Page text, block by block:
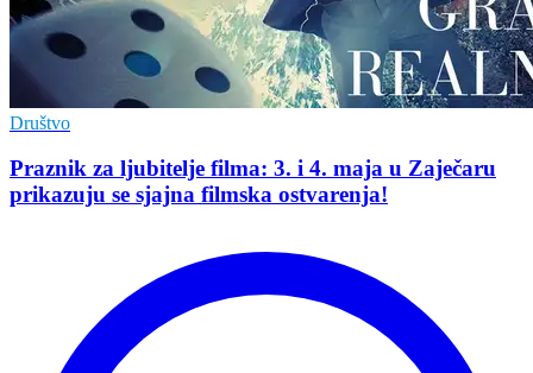
Društvo
Praznik za ljubitelje filma: 3. i 4. maja u Zaječaru
prikazuju se sjajna filmska ostvarenja!